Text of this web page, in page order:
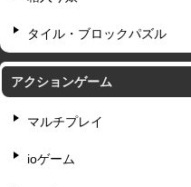
タイル・ブロックパズル
アクションゲーム
マルチプレイ
ioゲーム